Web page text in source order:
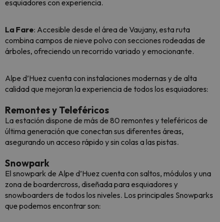
esquiadores con experiencia.
La Fare: Accesible desde el área de Vaujany, esta ruta
combina campos de nieve polvo con secciones rodeadas de
árboles, ofreciendo un recorrido variado y emocionante.
Alpe d’Huez cuenta con instalaciones modernas y de alta
calidad que mejoran la experiencia de todos los esquiadores:
Remontes y Teleféricos
La estación dispone de más de 80 remontes y teleféricos de
última generación que conectan sus diferentes áreas,
asegurando un acceso rápido y sin colas a las pistas.
Snowpark
El snowpark de Alpe d’Huez cuenta con saltos, módulos y una
zona de boardercross, diseñada para esquiadores y
snowboarders de todos los niveles. Los principales Snowparks
que podemos encontrar son: